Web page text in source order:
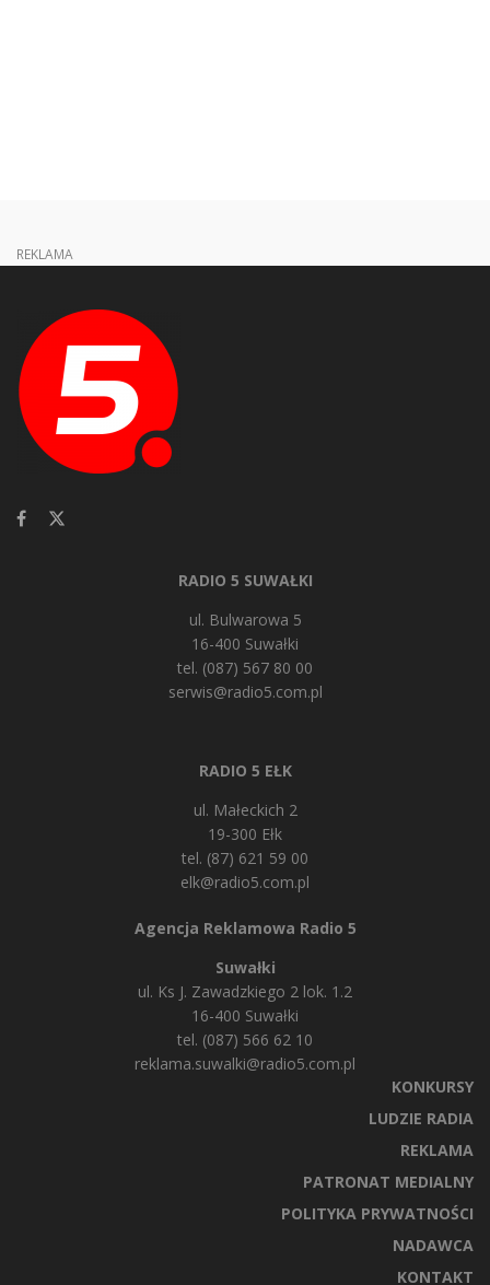
REKLAMA
RADIO 5 SUWAŁKI
ul. Bulwarowa 5
16-400 Suwałki
tel. (087) 567 80 00
serwis@radio5.com.pl
RADIO 5 EŁK
ul. Małeckich 2
19-300 Ełk
tel. (87) 621 59 00
elk@radio5.com.pl
Agencja Reklamowa Radio 5
Suwałki
ul. Ks J. Zawadzkiego 2 lok. 1.2
16-400 Suwałki
tel. (087) 566 62 10
reklama.suwalki@radio5.com.pl
KONKURSY
LUDZIE RADIA
REKLAMA
PATRONAT MEDIALNY
POLITYKA PRYWATNOŚCI
NADAWCA
KONTAKT